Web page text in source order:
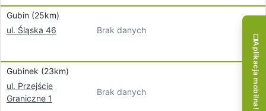
Gubin (25km)
ul. Śląska 46
Brak danych
Gubinek (23km)
ul. Przejście
Graniczne 1
Brak danych Aplikacja mobilna!